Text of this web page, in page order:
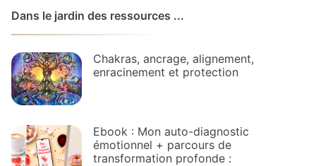
Dans le jardin des ressources ...
Chakras, ancrage, alignement,
enracinement et protection
Ebook : Mon auto-diagnostic
émotionnel + parcours de
transformation profonde :